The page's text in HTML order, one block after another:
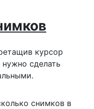
курсор
сделать
снимков в